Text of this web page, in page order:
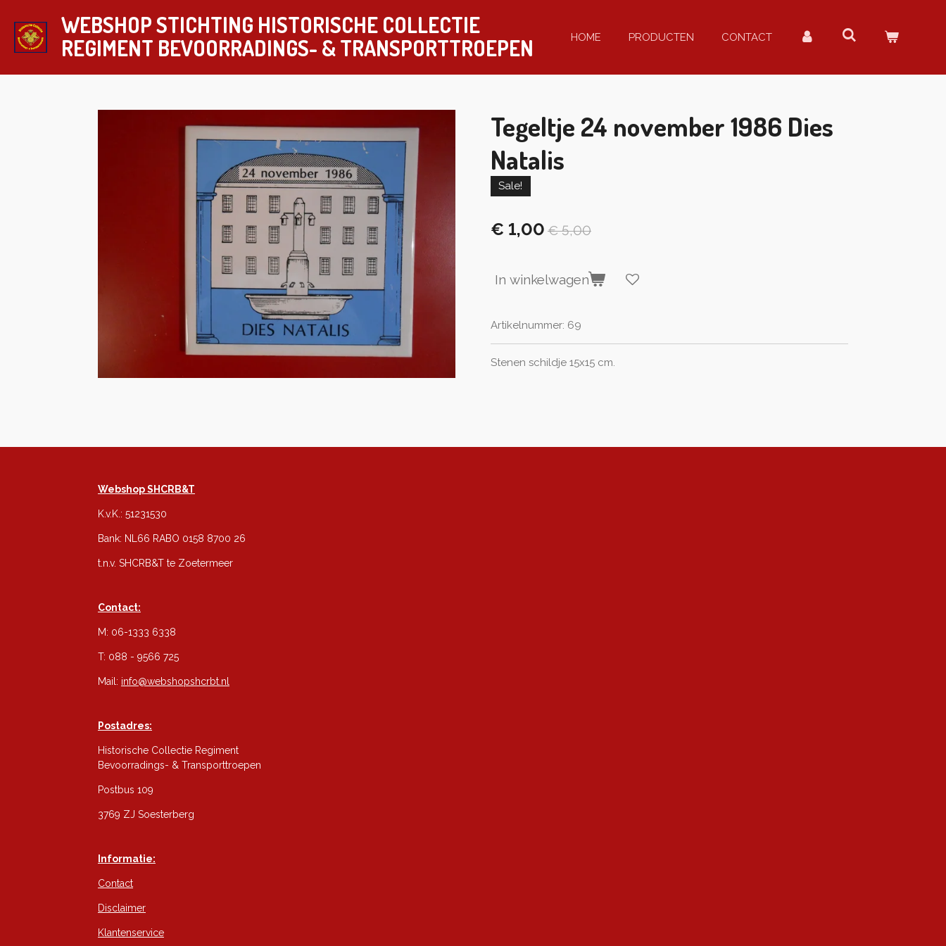
direct
naar
hoofdinhoud
WEBSHOP STICHTING HISTORISCHE COLLECTIE
REGIMENT BEVOORRADINGS- & TRANSPORTTROEPEN HOME PRODUCTEN CONTACT
Tegeltje 24 november 1986 Dies
Natalis
Sale!
€ 1,00 € 5,00
In winkelwagen
Artikelnummer: 69
Stenen schildje 15x15 cm.
Webshop SHCRB&T
K.v.K.: 51231530
Bank: NL66 RABO 0158 8700 26
t.n.v. SHCRB&T te Zoetermeer
Contact:
M: 06-1333 6338
T: 088 - 9566 725
Mail: info@webshopshcrbt.nl
Postadres:
Historische Collectie Regiment
Bevoorradings- & Transporttroepen
Postbus 109
3769 ZJ Soesterberg
Informatie:
Contact
Disclaimer
Klantenservice